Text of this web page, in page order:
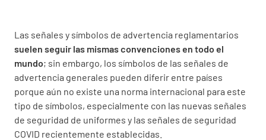
Las señales y símbolos de advertencia reglamentarios
suelen seguir las mismas convenciones en todo el
mundo; sin embargo, los símbolos de las señales de
advertencia generales pueden diferir entre países
porque aún no existe una norma internacional para este
tipo de símbolos, especialmente con las nuevas señales
de seguridad de uniformes y las señales de seguridad
COVID recientemente establecidas.